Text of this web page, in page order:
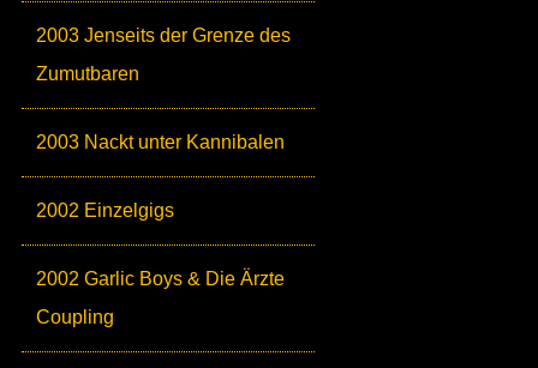
2003 Jenseits der Grenze des
Zumutbaren
2003 Nackt unter Kannibalen
2002 Einzelgigs
2002 Garlic Boys & Die Ärzte
Coupling